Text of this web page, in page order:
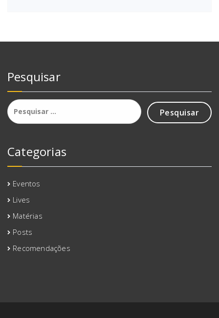
Pesquisar
Pesquisar
por:
Categorias
Eventos
Lives
Matérias
Posts
Recomendações